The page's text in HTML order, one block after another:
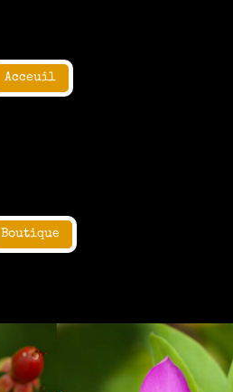
Acceuil
Boutique